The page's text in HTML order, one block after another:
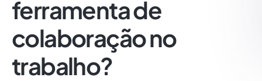
ferramenta de
colaboração no
trabalho?